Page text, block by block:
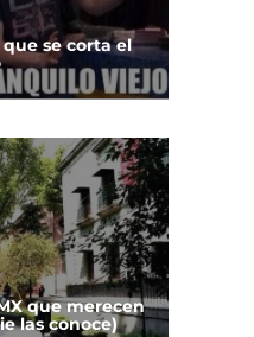
se corta el
que merecen
las conoce)